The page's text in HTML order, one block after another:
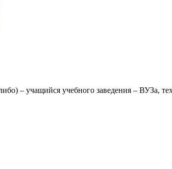
– учащийся учебного заведения – ВУЗа,